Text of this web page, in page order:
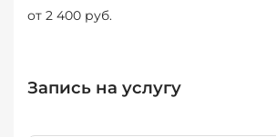
от 2 400 руб.
Запись на услугу